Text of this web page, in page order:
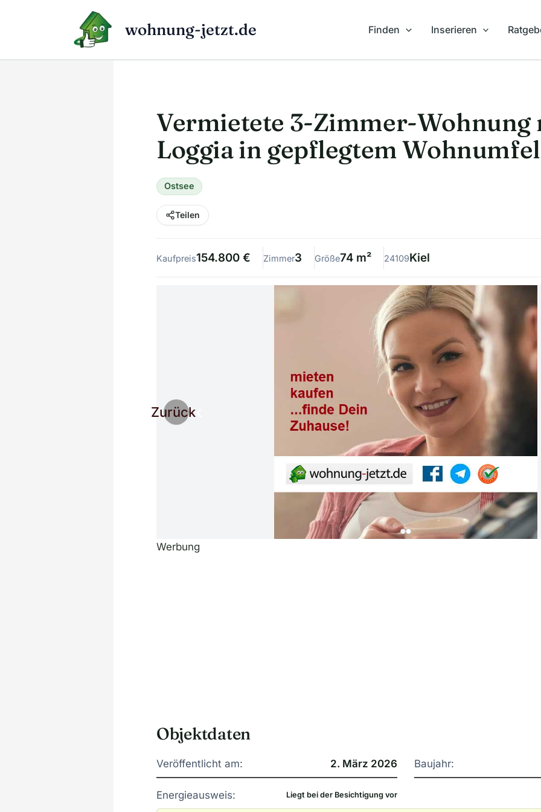
wohnung-jetzt.de Finden Inserieren
Vermietete 3-Zimmer-Wohnung
Loggia in gepflegtem
Ostsee
Teilen
Kaufpreis154.800 € Zimmer3 Größe74 m² 24109Kiel
Zurück
Werbung
Objektdaten
Veröffentlicht am: 2. März 2026 Baujahr:
Energieausweis: Liegt bei der Besichtigung vor